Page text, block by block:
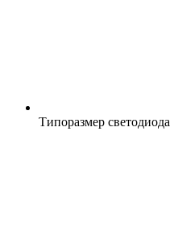
Типоразмер светодиода